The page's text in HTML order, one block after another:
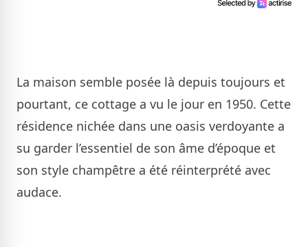
La maison semble posée là depuis toujours et
pourtant, ce cottage a vu le jour en 1950. Cette
résidence nichée dans une oasis verdoyante a
su garder l’essentiel de son âme d’époque et
son style champêtre a été réinterprété avec
audace.